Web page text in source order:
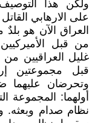
ولكن هذا
على الارهابي
العراق الآن هو
من قبل
غليل العراقيين
قبل مجموعتين
وتحرضان عليهما
أولهما:
نظام صدام وبعثه.